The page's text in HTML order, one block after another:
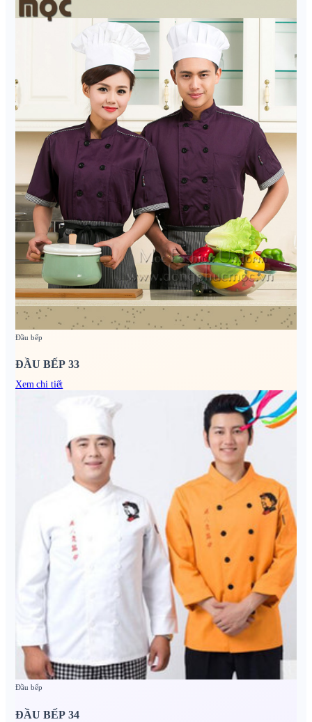
Đầu bếp
ĐẦU BẾP 33
Xem chi tiết
Đầu bếp
ĐẦU BẾP 34